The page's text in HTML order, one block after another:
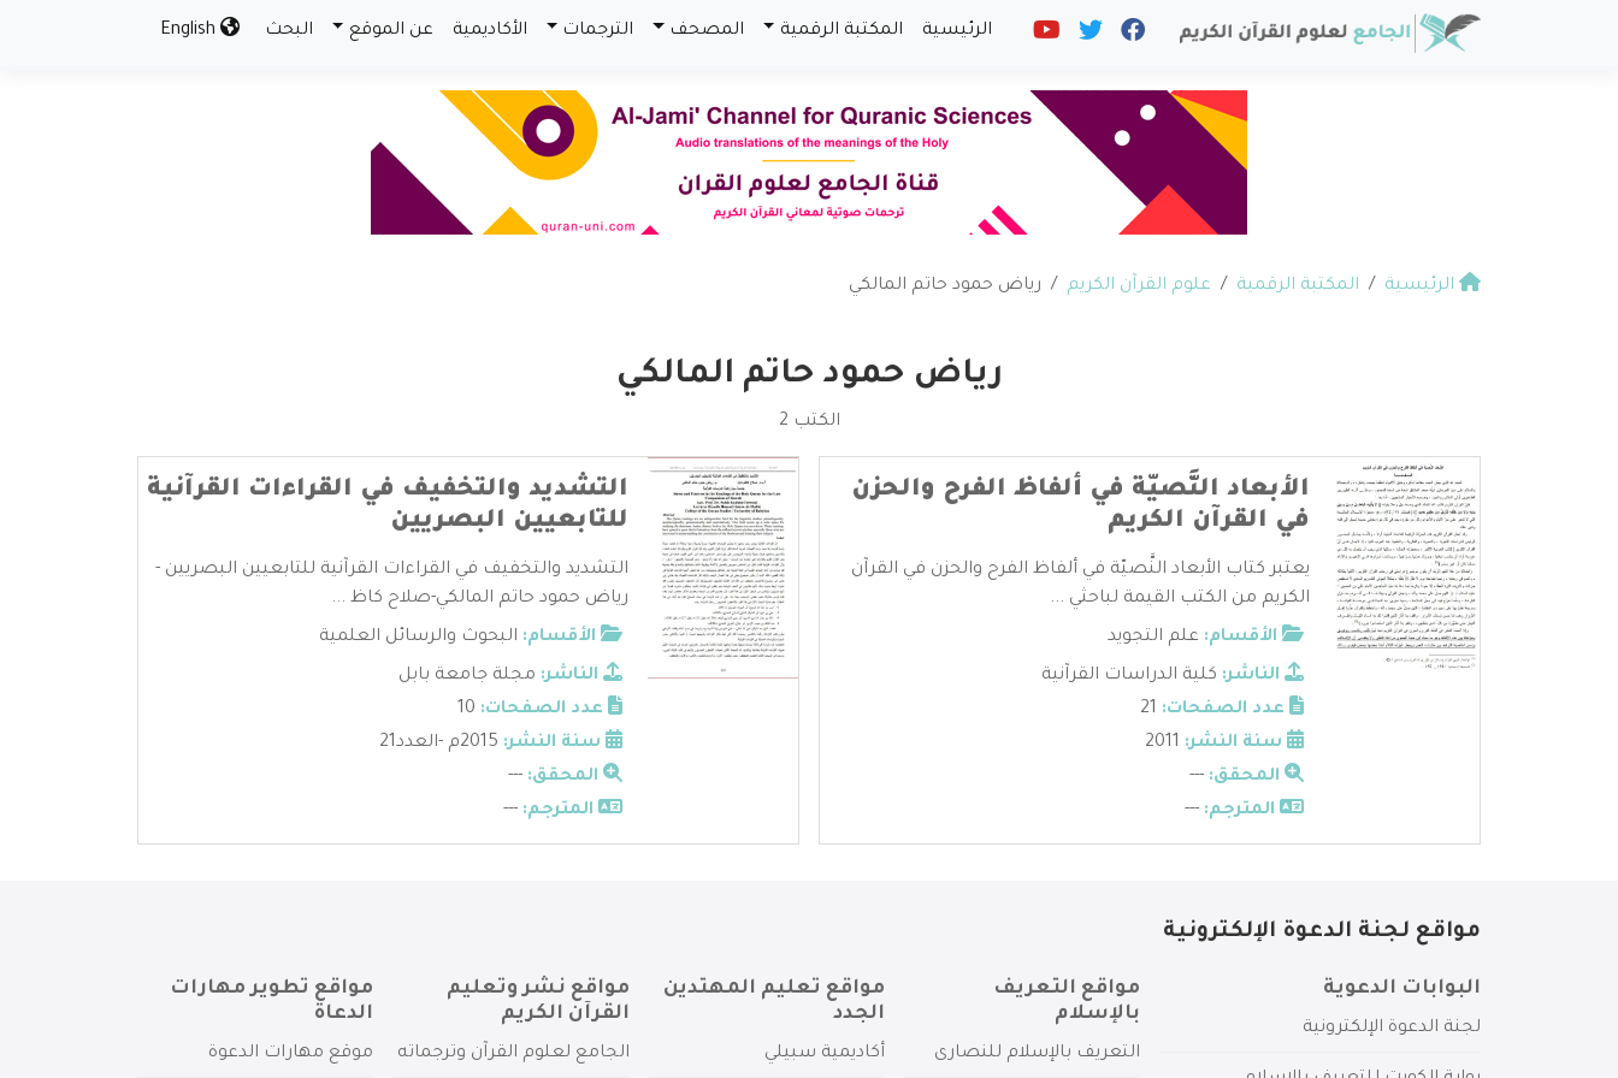
الرئيسية المكتبة الرقمية المصحف الترجمات الأكاديمية عن الموقع البحث
الرئيسية المكتبة الرقمية علوم القرآن الكريم رياض حمود حاتم المالكي
رياض حمود حاتم المالكي
الكتب 2
الأبعاد النَّصيّة في ألفاظ الفرح والحزن
في القرآن الكريم
يعتبر كتاب الأبعاد النَّصيّة في ألفاظ الفرح والحزن في القرآن
الكريم من الكتب القيمة لباحثي ...
الأقسام: علم التجويد
الناشر: كلية الدراسات القرآنية
عدد الصفحات:
سنة النشر:
المحقق: ---
المترجم: ---
التشديد والتخفيف في القراءات القرآنية
للتابعيين البصريين
التشديد والتخفيف في القراءات القرآنية للتابعيين البصريين -
رياض حمود حاتم المالكي-صلاح كاظ ...
الأقسام: البحوث والرسائل العلمية
الناشر: مجلة جامعة بابل
عدد الصفحات:
سنة النشر:
المحقق: ---
المترجم: ---
مواقع لجنة الدعوة الإلكترونية
البوابات الدعوية
لجنة الدعوة الإلكترونية
مواقع التعريف
بالإسلام
التعريف بالإسلام للنصارى
مواقع تعليم المهتدين
الجدد
أكاديمية سبيلي
مواقع نشر وتعليم
القرآن الكريم
الجامع لعلوم القرآن وترجماته
مواقع تطوير مهارات
الدعاة
موقع مهارات الدعوة